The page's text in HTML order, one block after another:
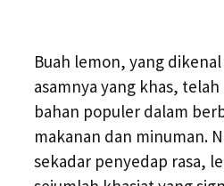
Buah lemon, yang
asamnya yang khas,
bahan populer dalam
makanan dan minuman.
sekadar penyedap rasa,